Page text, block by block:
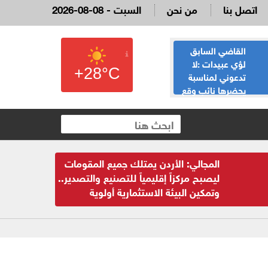
2026-08-08 - السبت من نحن اتصل بنا
القاضي السابق
لؤي عبيدات :لا
تدعوني لمناسبة
يحضرها نائب وقع
الحياصات ينفي
صحة انباء صدور
نتائج الثانوية العامة
غدا الخميس
+28°C
المجالي: الأردن يمتلك جميع المقومات
ليصبح مركزاً إقليمياً للتصنيع والتصدير..
وتمكين البيئة الاستثمارية أولوية